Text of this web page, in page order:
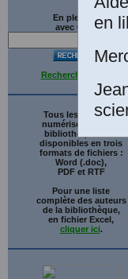
En plein texte
avec G gle
Recherche avancée
Tous les ouvrages
numérisés de cette
bibliothèque sont
disponibles en trois
formats de fichiers :
Word (.doc),
PDF et RTF
Pour une liste
complète des auteurs
de la bibliothèque,
en fichier Excel,
cliquer ici.
en